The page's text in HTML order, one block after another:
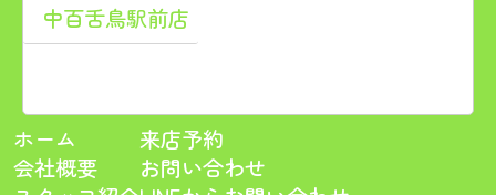
中百舌鳥駅前店
ホーム
会社概要
来店予約
お問い合わせ